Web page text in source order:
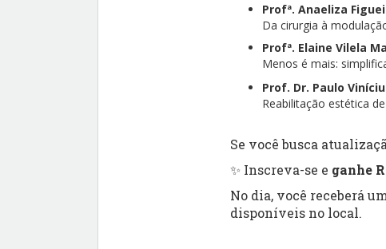
Profª. Anaeliza
Da cirurgia à
Profª. Elaine Vilela
Menos é mais:
Prof. Dr. Paulo
Reabilitação estética
Se você busca
✨ Inscreva-se e ganhe
No dia, você receberá
disponíveis no local.